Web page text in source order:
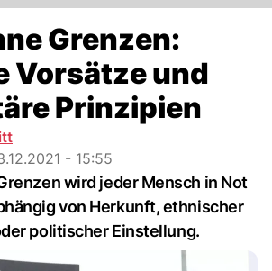
Grenzen:
Vorsätze und
Prinzipien
- 15:55
wird jeder Mensch in Not
von Herkunft, ethnischer
politischer Einstellung.